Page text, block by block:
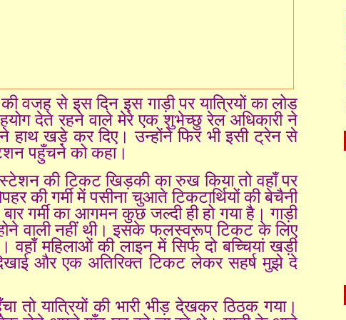
वजह से इस दिन इस गाड़ी पर यात्रियों का लोड
देते रहने वाले मेरे एक शुभेच्छु रेल अधिकारी ने
हाथ खड़े कर दिए। उन्होंने फिर भी इसी ट्रेन से
पहुँचने को कहा।
की टिकट खिड़की का रुख किया तो वहाँ पर
की गर्मी में पसीना चुआते टिकटार्थियों की बेचैनी
गर्मी का आगमन कुछ जल्दी ही हो गया है। गाड़ी
वाली नहीं थी। इसके फलस्वरूप टिकट के लिए
वहाँ महिलाओं की लाइन में सिर्फ दो बच्चियां खड़ी
और एक अतिरिक्त टिकट लेकर सहर्ष मुझे दे
तो यात्रियों की भारी भीड़ देखकर ठिठक गया।